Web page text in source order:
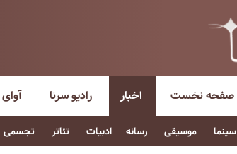
صفحه نخست اخبار
سینما موسیقی رسانه ادبیات تئاتر تجسمی
رادیو سرنا